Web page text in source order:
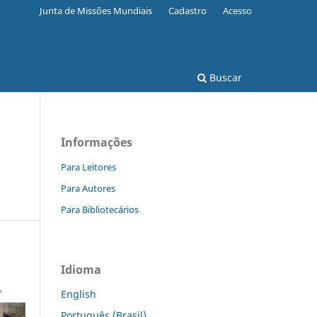
Buscar
Junta de Missões Mundiais Cadastro Acesso
Informações
Para Leitores
Para Autores
Para Bibliotecários
Idioma
English